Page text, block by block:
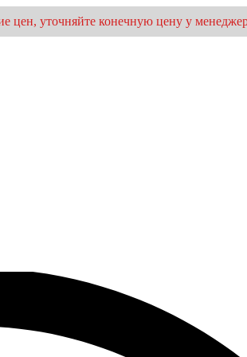
цен, уточняйте конечную цену у